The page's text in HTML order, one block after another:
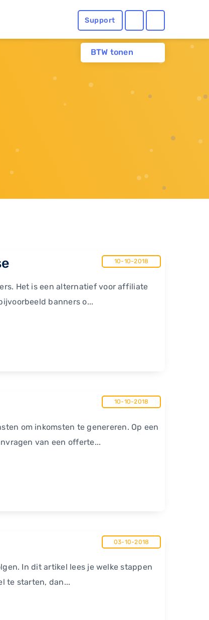
Support
BTW tonen
10-10-2018
Het is een alternatief voor affiliate
banners o...
10-10-2018
om inkomsten te genereren. Op een
van een offerte...
03-10-2018
In dit artikel lees je welke stappen
te starten, dan...